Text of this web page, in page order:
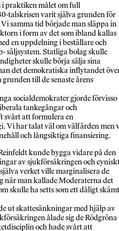
i praktiken målet om full
talskrisen varit själva grunden för
samma tid började man släppa in
i form av det som ibland kallas
en uppdelning i beställare och
säljsystem. Statliga bolag skulle
skulle börja sälja sina
det demokratiska inflytandet
till de senaste årens
socialdemokrater gjorde förvisso
tankegångar och
svårt att formulera en
Vi har talat väl om välfärden men
och långsiktiga finansiering.
kunde bygga vidare på den
av sjukförsäkringen och
verket ville marginalisera de
när man kallade Moderaterna det
skulle ha setts som ett dåligt skämt
ut skattesänkningar med hjälp av
ålade sig de Rödgröna
och hade svårt att